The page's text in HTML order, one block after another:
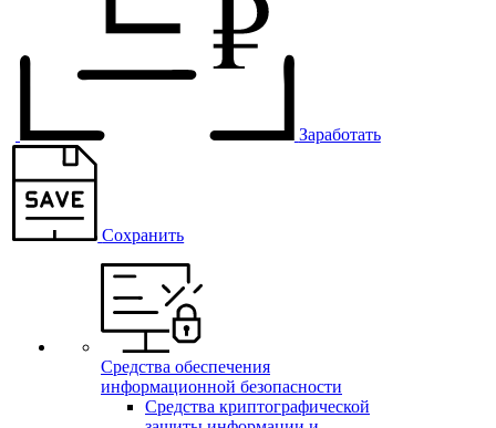
Заработать
Сохранить
Средства обеспечения
информационной безопасности
Средства криптографической